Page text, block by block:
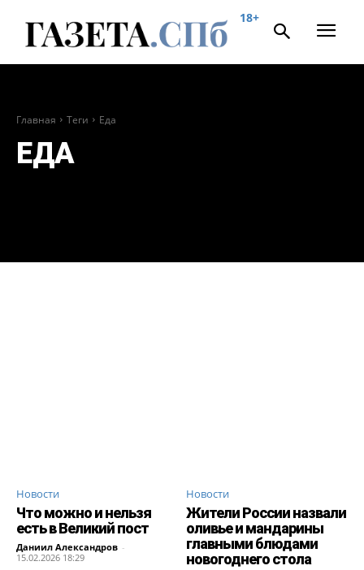
18+
Главная Теги Еда
ЕДА
Новости
Что можно и нельзя
есть в Великий пост
Даниил Александров -
15.02.2026 18:29
Новости
Жители России назвали
оливье и мандарины
главными блюдами
новогоднего стола